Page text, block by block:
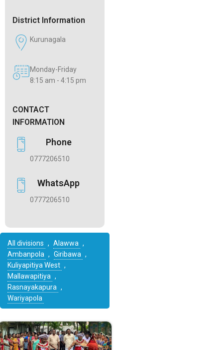
District Information
Kurunagala
Monday-Friday
8:15 am - 4:15 pm
CONTACT
INFORMATION
Phone
0777206510
WhatsApp
0777206510
All divisions , Alawwa ,
Ambanpola , Giribawa ,
Kuliyapitiya West ,
Mallawapitiya ,
Rasnayakapura ,
Wariyapola